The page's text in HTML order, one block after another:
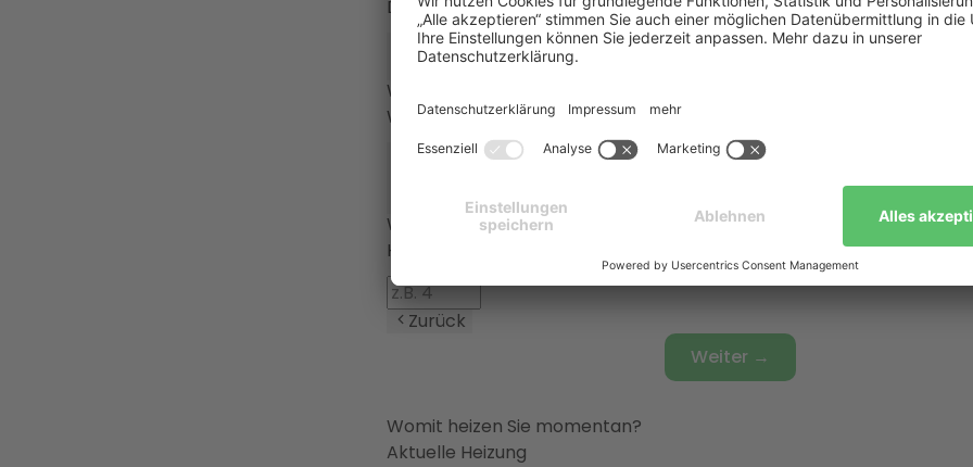
Dämmstandard
Ungedämmt 🔧 Teilsaniert ✅Vollsaniert 🏗️Neubaustandard
Zurück
Wie werden die Räume beheizt?
Wärmeverteilsystem
Heizkörper 🌡️ Fußbodenheizung 🔀Fußbodenheizung &
Wie viele Personen leben in Ihrem Haushalt?
Haushaltsgröße
Zurück
Weiter →
Womit heizen Sie momentan?
Aktuelle Heizung